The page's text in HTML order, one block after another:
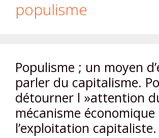
populisme
Populisme ; un moyen
parler du capitalisme.
détourner l »attention
mécanisme économique
l’exploitation capitaliste.